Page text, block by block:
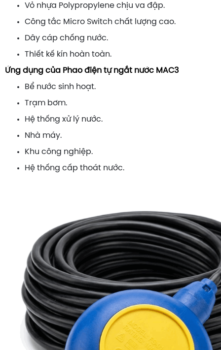
Vỏ nhựa Polypropylene chịu va đập.
Công tắc Micro Switch chất lượng cao.
Dây cáp chống nước.
Thiết kế kín hoàn toàn.
Ứng dụng của Phao điện tự ngắt nước MAC3
Bể nước sinh hoạt.
Trạm bơm.
Hệ thống xử lý nước.
Nhà máy.
Khu công nghiệp.
Hệ thống cấp thoát nước.